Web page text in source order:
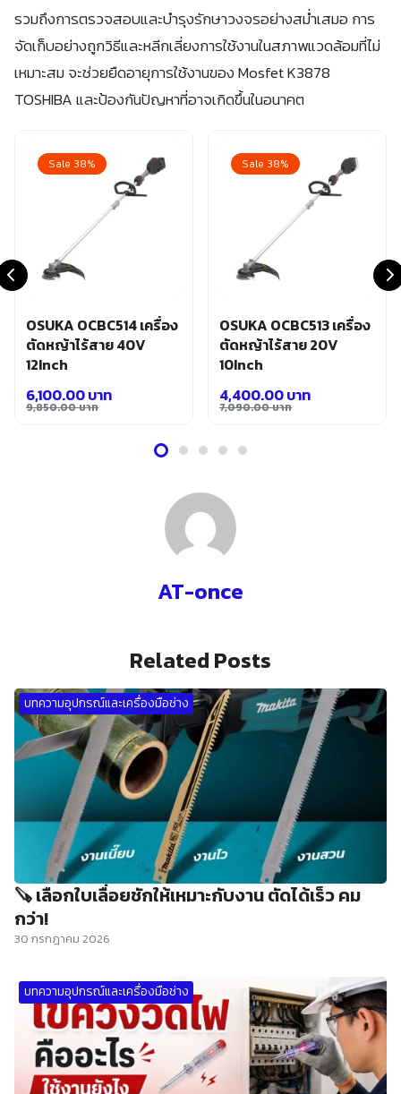
รวมถึงการตรวจสอบและบำรุงรักษาวงจรอย่างสม่ำเสมอ การ
จัดเก็บอย่างถูกวิธีและหลีกเลี่ยงการใช้งานในสภาพแวดล้อมที่ไม่
เหมาะสม จะช่วยยืดอายุการใช้งานของ Mosfet K3878
TOSHIBA และป้องกันปัญหาที่อาจเกิดขึ้นในอนาคต
Sale 38%
OSUKA OCBC514 เครื่อง
ตัดหญ้าไร้สาย 40V
12Inch
9,850.00บาท
6,100.00บาท
Sale 38%
OSUKA OCBC513 เครื่อง
ตัดหญ้าไร้สาย 20V
10Inch
7,090.00บาท
price
7,090.00 บาท.
4,400.00บาท
price
4,400.00 บาท.
AT-once
Related Posts
บทความอุปกรณ์และเครื่องมือช่าง
🪚 เลือกใบเลื่อยชักให้เหมาะกับงาน ตัดได้เร็ว คม
กว่า!
30 กรกฎาคม 2026
บทความอุปกรณ์และเครื่องมือช่าง